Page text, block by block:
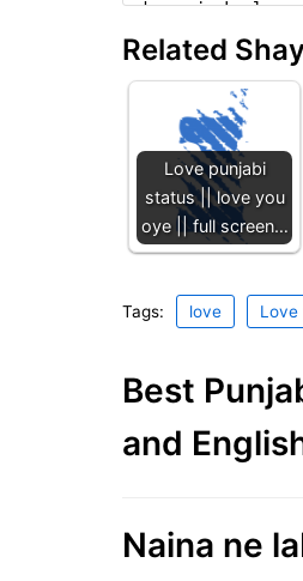
Related
Love punjabi
status || love you
oye || full screen…
Tags: love Love
Best
and
Naina ne